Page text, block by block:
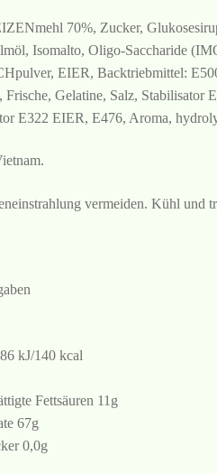
70%, Zucker,
Isomalto, Oligo-Saccharide
EIER, Backtriebmittel:
Frische, Gelatine, Salz, Stabilisator
E322 EIER, E476, Aroma,
vermeiden. Kühl und
kJ/140 kcal
Fettsäuren 11g
67g
0,0g